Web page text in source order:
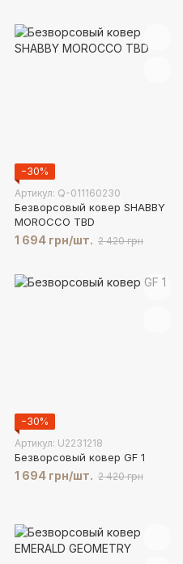
−30%
Артикул: Q-011160230
Безворсовый ковер SHABBY
MOROCCO TBD
1 694 грн/шт. 2 420 грн
−30%
Артикул: U2231218
Безворсовый ковер GF 1
1 694 грн/шт. 2 420 грн